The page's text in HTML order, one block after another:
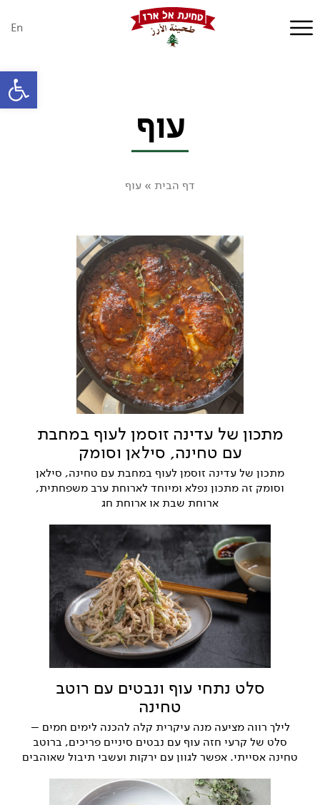
פתח
En
עוף
דף הבית » עוף
מתכון של עדינה זוסמן לעוף במחבת
עם טחינה, סילאן וסומק
מתכון של עדינה זוסמן לעוף במחבת עם טחינה, סילאן
וסומק זה מתכון נפלא ומיוחד לארוחת ערב משפחתית,
ארוחת שבת או ארוחת חג
סלט נתחי עוף ונבטים עם רוטב
טחינה
לילך רווה מציעה מנה עיקרית קלה להכנה לימים חמים –
סלט של קרעי חזה עוף עם נבטים סיניים פריכים, ברוטב
טחינה אסייתי. אפשר לגוון עם ירקות ועשבי תיבול שאוהבים